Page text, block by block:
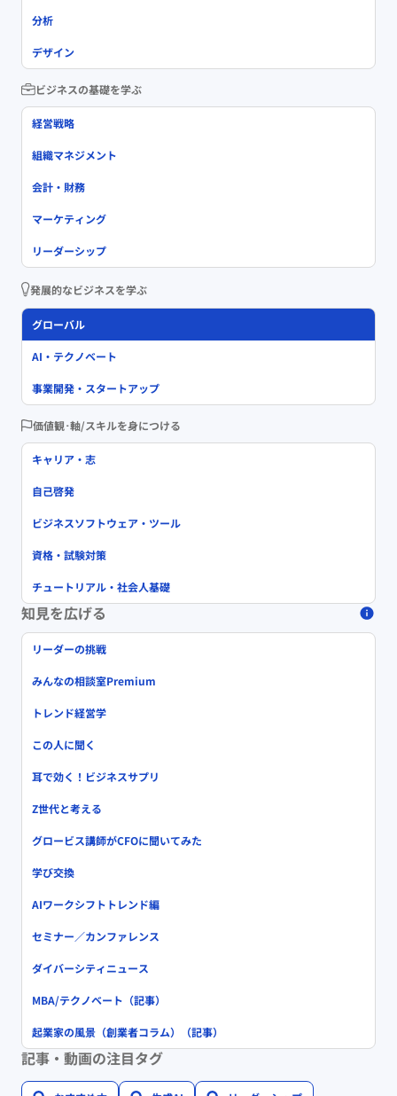
分析
デザイン
ビジネスの基礎を学ぶ
経営戦略
組織マネジメント
会計・財務
マーケティング
リーダーシップ
発展的なビジネスを学ぶ
グローバル
AI・テクノベート
事業開発・スタートアップ
価値観･軸/スキルを身につける
キャリア・志
自己啓発
ビジネスソフトウェア・ツール
資格・試験対策
チュートリアル・社会人基礎
知見を広げる
リーダーの挑戦
みんなの相談室Premium
トレンド経営学
この人に聞く
耳で効く！ビジネスサプリ
Z世代と考える
グロービス講師がCFOに聞いてみた
学び交換
AIワークシフトトレンド編
セミナー／カンファレンス
ダイバーシティニュース
MBA/テクノベート（記事）
起業家の風景（創業者コラム）（記事）
記事・動画の注目タグ